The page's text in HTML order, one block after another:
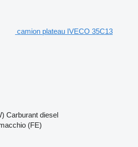
camion plateau IVECO 35C13
Carburant diesel
(FE)